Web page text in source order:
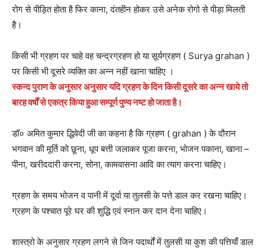
रोग से पीड़ित होता है फिर काना, दंतहीन होकर उसे अनेक रोगो से पीड़ा मिलती
है।
किसी भी ग्रहण पर चाहे वह चन्द्रग्रहण हो या सूर्यग्रहण ( Surya grahan )
पर किसी भी दूसरे व्यक्ति का अन्न नहीं खाना चाहिए ।
स्कन्द पुराण के अनुसार अनुसार यदि ग्रहण के दिन किसी दूसरे का अन्न खाये तो
बारह वर्षों से एकत्र किया हुआ सम्पूर्ण पुण्य नष्ट हो जाता है।
डॉ० अमित कुमार द्धिवेदी जी का कहना है कि ग्रहण ( grahan ) के दौरान
भगवान की मूर्ति को छूना, धूप बत्ती जलाकर पूजा करना, भोजन पकाना, खाना –
पीना, खरीददारी करना, सोना, कामवासना आदि का त्याग करना चाहिए।
ग्रहण के समय भोजन व पानी में दूर्वा या तुलसी के पत्ते डाल कर रखना चाहिए।
ग्रहण के पश्चात पूरे घर की शुद्धि एवं स्नान कर दान देना चाहिए।
शास्त्रो के अनुसार ग्रहण लगने से जिन पदार्थों में तुलसी या कुश की पत्तियाँ डाल